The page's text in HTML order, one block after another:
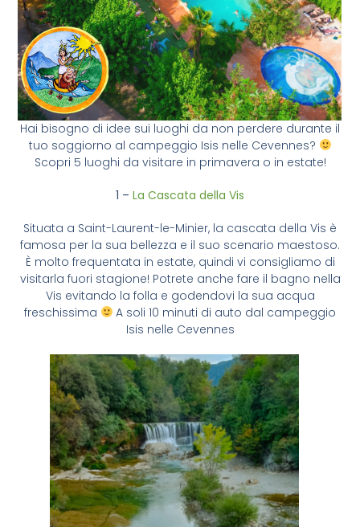
Hai bisogno di idee sui luoghi da non perdere durante il
tuo soggiorno al campeggio Isis nelle Cevennes?
Scopri 5 luoghi da visitare in primavera o in estate!
1 – La Cascata della Vis
Situata a Saint-Laurent-le-Minier, la cascata della Vis è
famosa per la sua bellezza e il suo scenario maestoso.
È molto frequentata in estate, quindi vi consigliamo di
visitarla fuori stagione! Potrete anche fare il bagno nella
Vis evitando la folla e godendovi la sua acqua
freschissima
A soli 10 minuti di auto dal campeggio
Isis nelle Cevennes